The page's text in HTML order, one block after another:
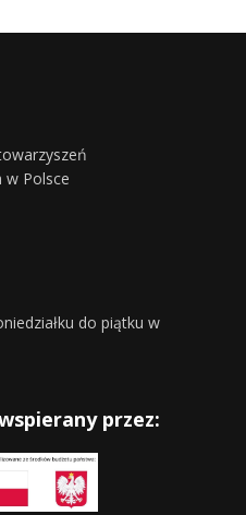
w Polsce
do piątku w
przez: